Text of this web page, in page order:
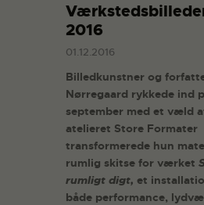
2016
01.12.2016
Billedkunstner og
Nørregaard rykkede ind
september med et væld
atelieret Store Formater
transformerede hun
rumlig skitse for værket
rumligt digt, et
både performance,